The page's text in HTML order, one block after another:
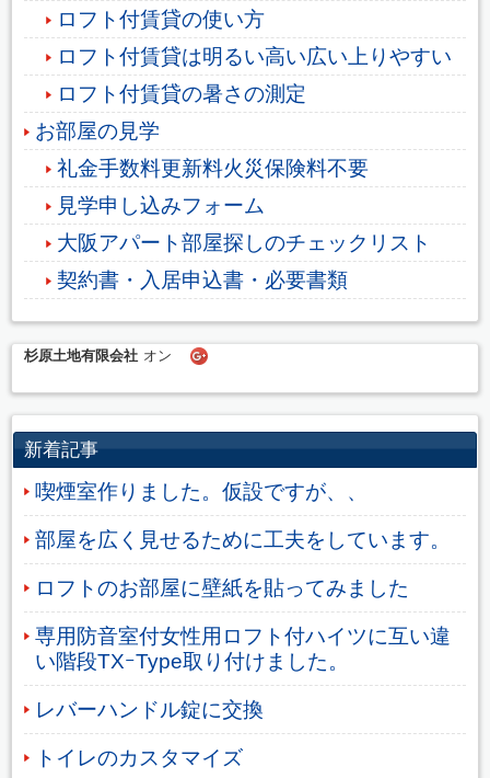
ロフト付賃貸の使い方
ロフト付賃貸は明るい高い広い上りやすい
ロフト付賃貸の暑さの測定
お部屋の見学
礼金手数料更新料火災保険料不要
見学申し込みフォーム
大阪アパート部屋探しのチェックリスト
契約書・入居申込書・必要書類
杉原土地有限会社 オン
新着記事
喫煙室作りました。仮設ですが、、
部屋を広く見せるために工夫をしています。
ロフトのお部屋に壁紙を貼ってみました
専用防音室付女性用ロフト付ハイツに互い違
い階段TXｰType取り付けました。
レバーハンドル錠に交換
トイレのカスタマイズ